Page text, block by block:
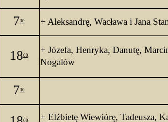
730 + Aleksandrę, Wacława i Jana
1800
+ Józefa, Henryka, Danutę,
Nogalów
730
00 + Elżbietę Wiewiórę, Tadeusza,